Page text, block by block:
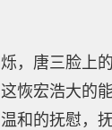
，唐三脸上
恢宏浩大的
和的抚慰，